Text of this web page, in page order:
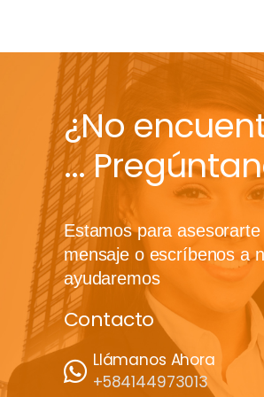
¿No
...
Estamos para
mensaje o escríbenos a
ayudaremos
Contacto
Llámanos Ahora
+584144973013